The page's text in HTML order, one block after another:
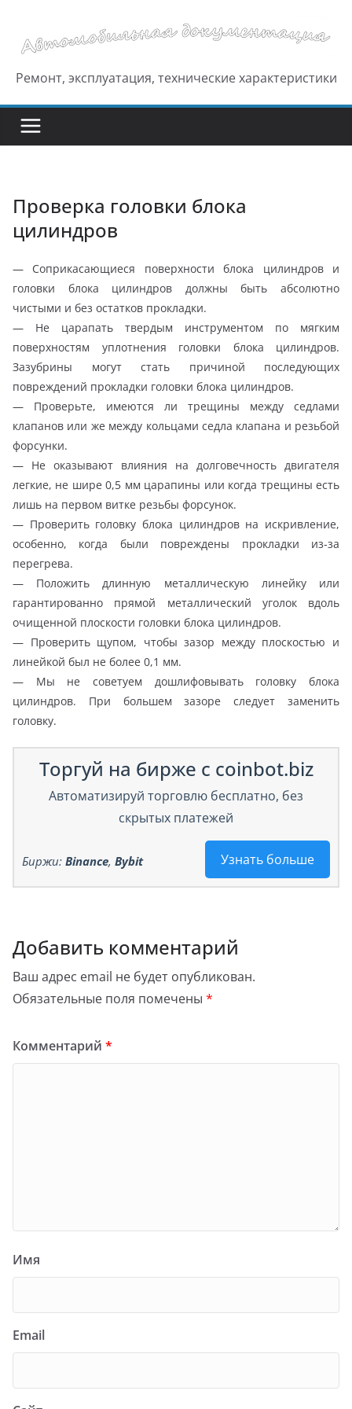
содержимому
Ремонт, эксплуатация, технические характеристики
Проверка головки блока
цилиндров
— Соприкасающиеся поверхности блока цилиндров и
головки блока цилиндров должны быть абсолютно
чистыми и без остатков прокладки.
— Не царапать твердым инструментом по мягким
поверхностям уплотнения головки блока цилиндров.
Зазубрины могут стать причиной последующих
повреждений прокладки головки блока цилиндров.
— Проверьте, имеются ли трещины между седлами
клапанов или же между кольцами седла клапана и резьбой
форсунки.
— Не оказывают влияния на долговечность двигателя
легкие, не шире 0,5 мм царапины или когда трещины есть
лишь на первом витке резьбы форсунок.
— Проверить головку блока цилиндров на искривление,
особенно, когда были повреждены прокладки из-за
перегрева.
— Положить длинную металлическую линейку или
гарантированно прямой металлический уголок вдоль
очищенной плоскости головки блока цилиндров.
— Проверить щупом, чтобы зазор между плоскостью и
линейкой был не более 0,1 мм.
— Мы не советуем дошлифовывать головку блока
цилиндров. При большем зазоре следует заменить
головку.
Торгуй на бирже с coinbot.biz
Автоматизируй торговлю бесплатно, без
скрытых платежей
Узнать больше
Биржи: Binance, Bybit
Добавить комментарий
Ваш адрес email не будет опубликован.
Обязательные поля помечены *
Комментарий *
Имя
Email